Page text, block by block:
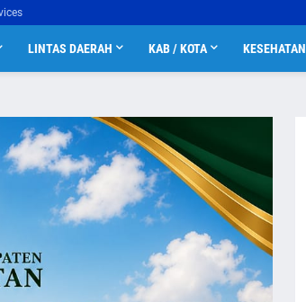
LINTAS DAERAH KAB / KOTA KESEHATAN